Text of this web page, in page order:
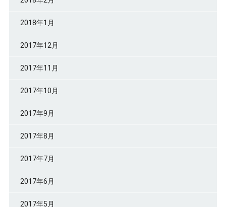
2018年1月
2017年12月
2017年11月
2017年10月
2017年9月
2017年8月
2017年7月
2017年6月
2017年5月